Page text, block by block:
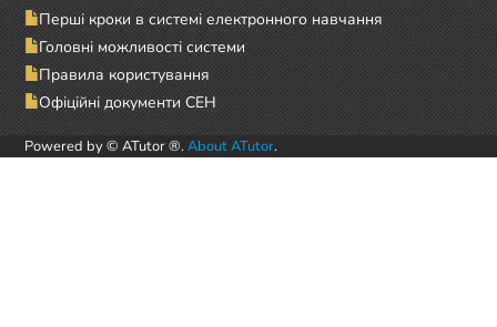
Перші кроки в системі електронного навчання
Головні можливості системи
Правила користування
Офіційні документи СЕН
Powered by © ATutor ®. About ATutor.